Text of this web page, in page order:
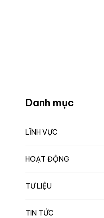
Danh mục
LĨNH VỰC
HOẠT ĐỘNG
TƯ LIỆU
TIN TỨC